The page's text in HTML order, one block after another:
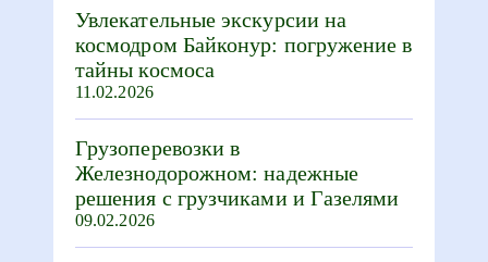
Увлекательные экскурсии на
космодром Байконур: погружение в
тайны космоса
11.02.2026
Грузоперевозки в
Железнодорожном: надежные
решения с грузчиками и Газелями
09.02.2026